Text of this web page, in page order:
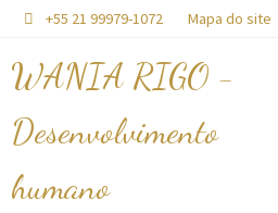
 +55 21 99979-1072 Mapa do site
WANIA RIGO -
Desenvolvimento
humano